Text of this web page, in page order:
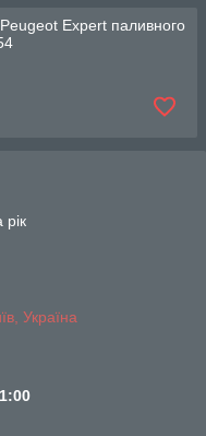
Expert паливного
рік
Україна